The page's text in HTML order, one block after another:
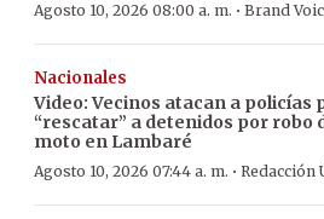
Agosto 10, 2026 08:00 a. m. · Brand
Nacionales
Video: Vecinos atacan a policías
“rescatar” a detenidos por robo
moto en Lambaré
Agosto 10, 2026 07:44 a. m. · Redacción